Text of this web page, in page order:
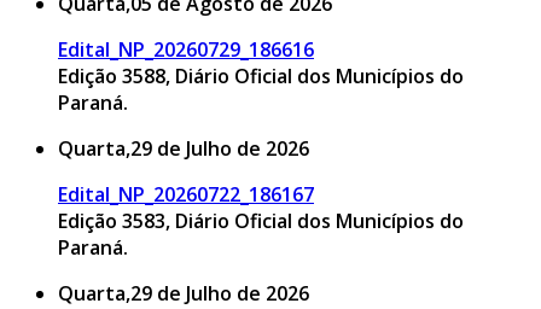
Edital_NP_20260729_186616
Edição 3588, Diário Oficial dos Municípios do
Paraná.
Quarta,29 de Julho de 2026
Edital_NP_20260722_186167
Edição 3583, Diário Oficial dos Municípios do
Paraná.
Quarta,29 de Julho de 2026